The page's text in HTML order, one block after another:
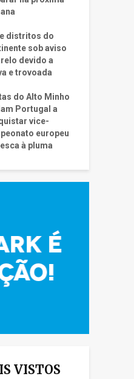
distritos do
sob aviso
devido a
e trovoada
do Alto Minho
Portugal a
vice-
europeu
à pluma
VISTOS